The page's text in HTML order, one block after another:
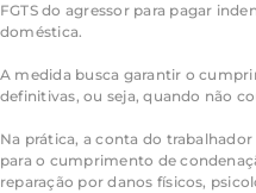
FGTS do agressor para pagar
doméstica.
A medida busca garantir o
definitivas, ou seja, quando não
Na prática, a conta do
para o cumprimento de
reparação por danos físicos,